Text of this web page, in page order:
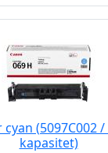
cyan (5097C002
kapasitet)